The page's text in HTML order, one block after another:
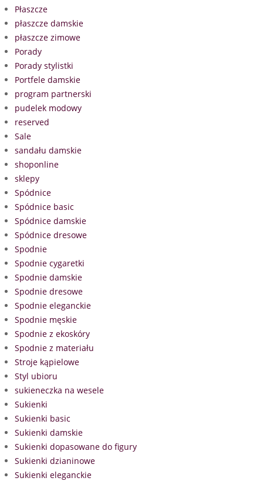
Płaszcze
płaszcze damskie
płaszcze zimowe
Porady
Porady stylistki
Portfele damskie
program partnerski
pudelek modowy
reserved
Sale
sandału damskie
shoponline
sklepy
Spódnice
Spódnice basic
Spódnice damskie
Spódnice dresowe
Spodnie
Spodnie cygaretki
Spodnie damskie
Spodnie dresowe
Spodnie eleganckie
Spodnie męskie
Spodnie z ekoskóry
Spodnie z materiału
Stroje kąpielowe
Styl ubioru
sukieneczka na wesele
Sukienki
Sukienki basic
Sukienki damskie
Sukienki dopasowane do figury
Sukienki dzianinowe
Sukienki eleganckie